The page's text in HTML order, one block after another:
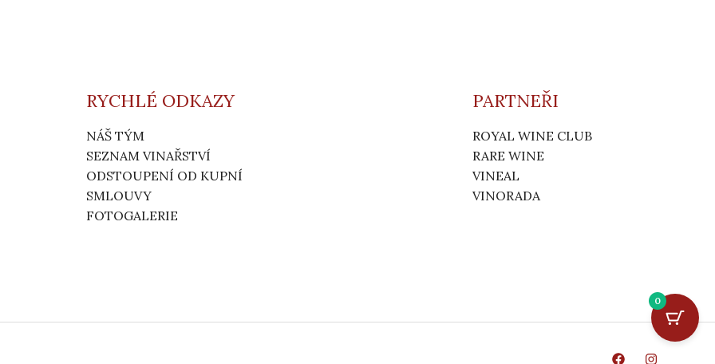
RYCHLÉ ODKAZY
NÁŠ TÝM
SEZNAM VINAŘSTVÍ
ODSTOUPENÍ OD KUPNÍ
SMLOUVY
FOTOGALERIE
PARTNEŘI
ROYAL WINE CLUB
RARE WINE
VINEAL
VINORADA
0